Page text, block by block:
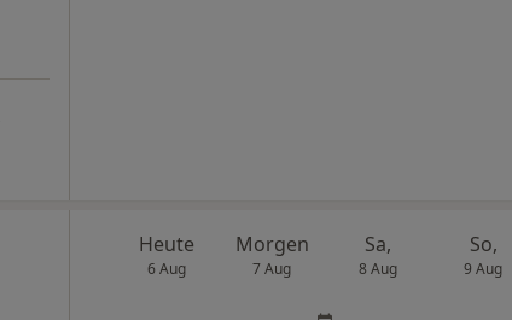
Heute
6 Aug
Morgen
7 Aug
Sa,
8 Aug
So,
9 Aug